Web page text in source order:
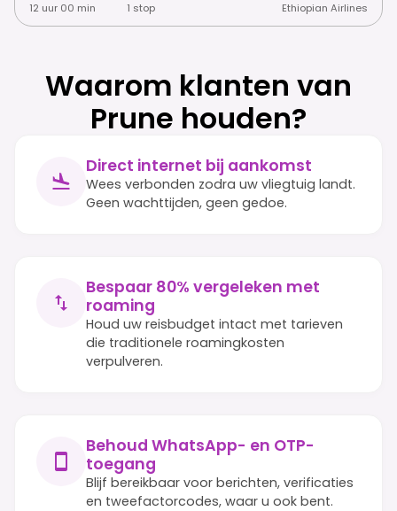
12 uur 00 min 1 stop Ethiopian Airlines
Waarom klanten van
Prune houden?
Direct internet bij aankomst
Wees verbonden zodra uw vliegtuig landt.
Geen wachttijden, geen gedoe.
Bespaar 80% vergeleken met
roaming
Houd uw reisbudget intact met tarieven
die traditionele roamingkosten
verpulveren.
Behoud WhatsApp- en OTP-
toegang
Blijf bereikbaar voor berichten, verificaties
en tweefactorcodes, waar u ook bent.